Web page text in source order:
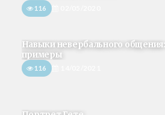
116
Навыки невербального
примеры
116